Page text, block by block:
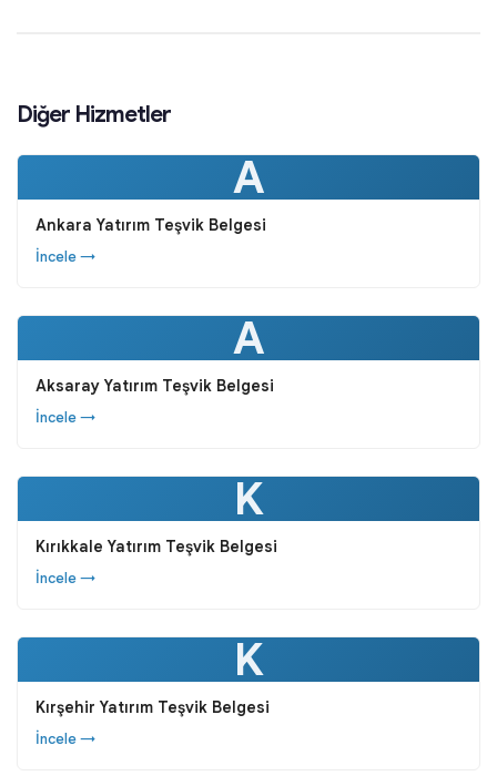
Diğer Hizmetler
A
Ankara Yatırım Teşvik Belgesi
İncele →
A
Aksaray Yatırım Teşvik Belgesi
İncele →
K
Kırıkkale Yatırım Teşvik Belgesi
İncele →
K
Kırşehir Yatırım Teşvik Belgesi
İncele →